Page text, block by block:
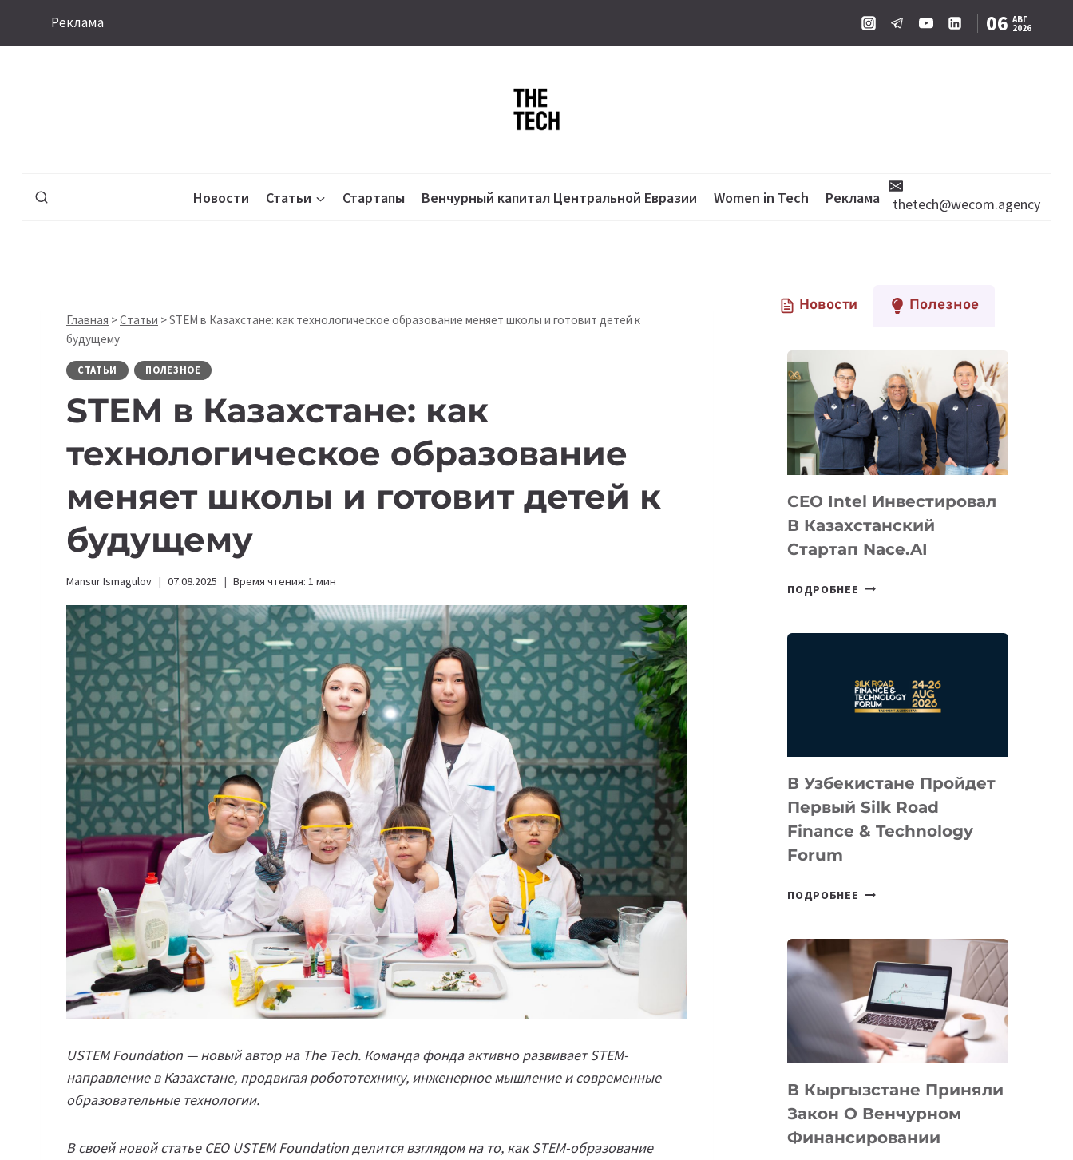
Реклама 06 АВГ
2026
Новости Статьи Стартапы Венчурный капитал Центральной Евразии Women in Tech Реклама thetech@wecom.agency
Главная >Статьи >STEM в Казахстане: как технологическое образование меняет школы и готовит детей к
будущему
СТАТЬИ ПОЛЕЗНОЕ
STEM в Казахстане: как
технологическое образование
меняет школы и готовит детей к
будущему
Mansur Ismagulov 07.08.2025 Время чтения: 1 мин
USTEM Foundation — новый автор на The Tech. Команда фонда активно развивает STEM-
направление в Казахстане, продвигая робототехнику, инженерное мышление и современные
образовательные технологии.
В своей новой статье CEO USTEM Foundation делится взглядом на то, как STEM-образование
Новости Полезное
CEO Intel Инвестировал
В Казахстанский
Стартап Nace.AI
ПОДРОБНЕЕ CEO
СТАРТАП
NACE.AI
В Узбекистане Пройдет
Первый Silk Road
Finance & Technology
Forum
ПОДРОБНЕЕ
SILK
ROAD
FINANCE
&
TECHNOLOGY
В Кыргызстане Приняли
Закон О Венчурном
Финансировании